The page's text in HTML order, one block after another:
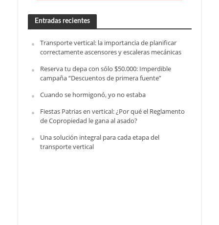
Entradas recientes
Transporte vertical: la importancia de planificar
correctamente ascensores y escaleras mecánicas
Reserva tu depa con sólo $50.000: Imperdible
campaña “Descuentos de primera fuente”
Cuando se hormigonó, yo no estaba
Fiestas Patrias en vertical: ¿Por qué el Reglamento
de Copropiedad le gana al asado?
Una solución integral para cada etapa del
transporte vertical